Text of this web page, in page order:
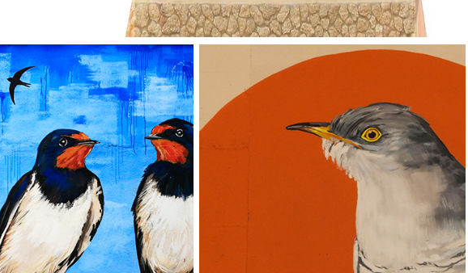
ENG
Pg. Felip Rodés, 11, 25260 Ivars d'Urgell, Lleida